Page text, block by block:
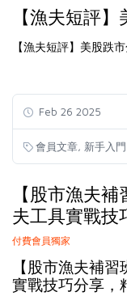
【漁夫短評
【漁夫短評】美股跌
Feb 26 2025
會員文章 新手入門
【股市漁夫
夫工具實戰技
付費會員獨家
【股市漁夫補
實戰技巧分享，